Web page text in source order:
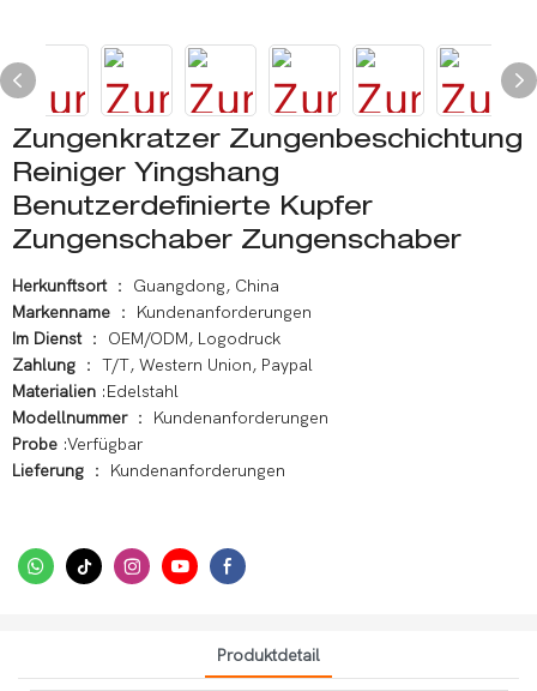
Zungenkratzer Zungenbeschichtung
Reiniger Yingshang
Benutzerdefinierte Kupfer
Zungenschaber Zungenschaber
Herkunftsort ： Guangdong, China
Markenname ： Kundenanforderungen
Im Dienst ： OEM/ODM, Logodruck
Zahlung ： T/T, Western Union, Paypal
Materialien :Edelstahl
Modellnummer ： Kundenanforderungen
Probe :Verfügbar
Lieferung ： Kundenanforderungen
Produktdetail